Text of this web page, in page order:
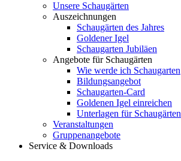
Unsere Schaugärten
Auszeichnungen
Schaugärten des Jahres
Goldener Igel
Schaugarten Jubiläen
Angebote für Schaugärten
Wie werde ich Schaugarten
Bildungsangebot
Schaugarten-Card
Goldenen Igel einreichen
Unterlagen für Schaugärten
Veranstaltungen
Gruppenangebote
Service & Downloads